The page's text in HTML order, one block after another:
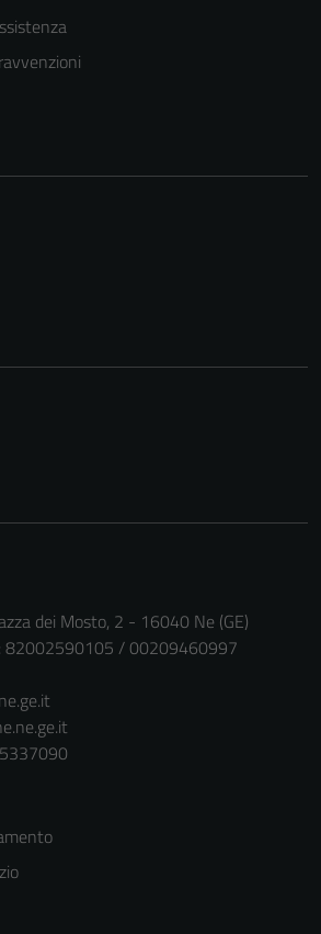
dei Mosto, 2 - 16040 Ne (GE)
82002590105 / 00209460997